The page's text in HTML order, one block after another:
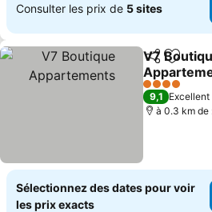
Consulter les prix de 5 sites
Partager
V7
4 Étoiles
9,1 Excellent
à 0.3 km de
Sélectionnez des dates pour voir
les prix exacts